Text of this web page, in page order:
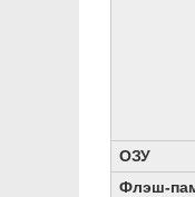
ОЗУ
Флэш-